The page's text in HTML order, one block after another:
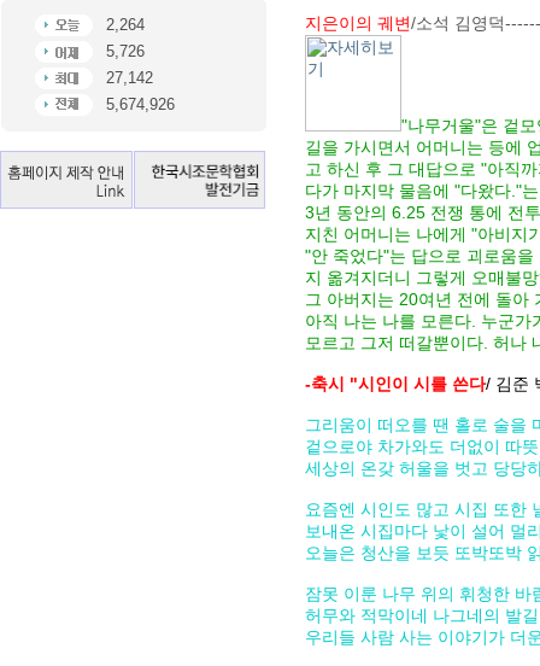
2,264
5,726
27,142
5,674,926
지은이의 궤변/소석 김영덕
"나무거울"은 겉
길을 가시면서 어머니는 등에
고 하신 후 그 대답으로 "아직
다가 마지막 물음에 "다왔다."
3년 동안의 6.25 전쟁 통에 전
지친 어머니는 나에게 "아비지
"안 죽었다"는 답으로 괴로움
지 옮겨지더니 그렇게 오매불
그 아버지는 20여년 전에 돌아
아직 나는 나를 모른다. 누군
모르고 그저 떠갈뿐이다. 허나
-축시 "시인이 시를 쓴다/ 김준
그리움이 떠오를 땐 홀로 술을
겉으로야 차가와도 더없이 따
세상의 온갖 허울을 벗고 당당
요즘엔 시인도 많고 시집 또한
보내온 시집마다 낯이 설어 멀
오늘은 청산을 보듯 또박또박
잠못 이룬 나무 위의 휘청한 바
허무와 적막이네 나그네의 발
우리들 사람 사는 이야기가 더